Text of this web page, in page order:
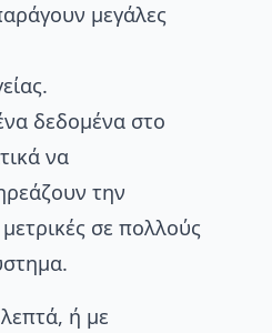
μεγάλες
δεδομένα στο
να
την
σε πολλούς
ή με